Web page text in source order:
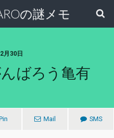
の謎メモ
月30日
ばろう亀有
Mail SMS